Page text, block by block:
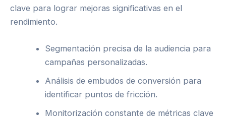
clave para lograr mejoras significativas en el
rendimiento.
Segmentación precisa de la audiencia para
campañas personalizadas.
Análisis de embudos de conversión para
identificar puntos de fricción.
Monitorización constante de métricas clave